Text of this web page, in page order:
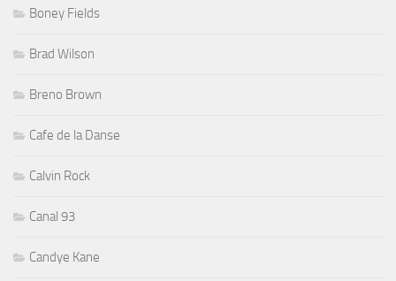
Boney Fields
Brad Wilson
Breno Brown
Cafe de la Danse
Calvin Rock
Canal 93
Candye Kane